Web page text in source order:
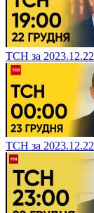
ТСН за 2023.12.22
ТСН за 2023.12.22